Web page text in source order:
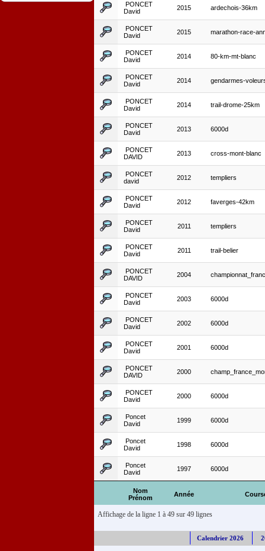
Nom
Prénom
Année
PONCET
David
2015 ardechois-36km
PONCET
David
2015 marathon-race-
PONCET
David
2014 80-km-mt-blanc
PONCET
David
2014 gendarmes-
PONCET
David
2014 trail-drome-25km
PONCET
David
2013 6000d
PONCET
DAVID
2013 cross-mont-blanc
PONCET
david
2012 templiers
PONCET
David
2012 faverges-42km
PONCET
David
2011 templiers
PONCET
David
2011 trail-belier
PONCET
DAVID
2004
PONCET
David
2003 6000d
PONCET
David
2002 6000d
PONCET
David
2001 6000d
PONCET
DAVID
2000
PONCET
David
2000 6000d
Poncet
David
1999 6000d
Poncet
David
1998 6000d
Poncet
David
1997 6000d
Affichage de la ligne 1 à 49 sur 49 lignes
Calendrier 2026